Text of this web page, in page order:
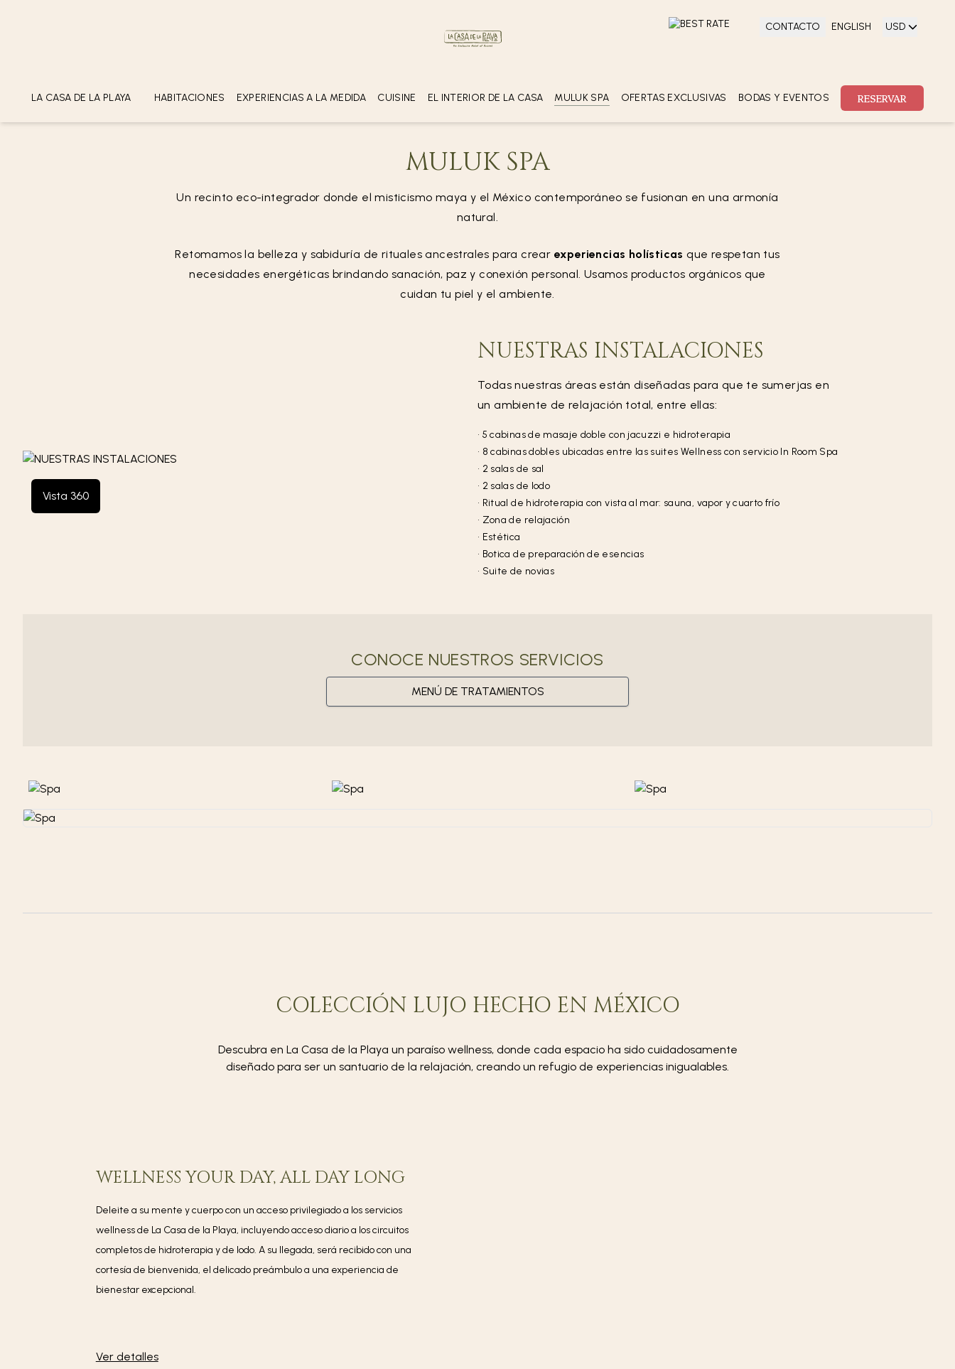
CONTACTO ENGLISH USD
LA CASA DE LA PLAYA
HABITACIONES EXPERIENCIAS A LA MEDIDA
CUISINE
XAL
EL INTERIOR DE LA CASA MULUK SPA
OFERTAS EXCLUSIVAS
BODAS Y EVENTOS RESERVAR
MULUK SPA
Un recinto eco-integrador donde el misticismo maya y el México contemporáneo se fusionan en una armonía
natural.
Retomamos la belleza y sabiduría de rituales ancestrales para crear experiencias holísticas que respetan tus
necesidades energéticas brindando sanación, paz y conexión personal. Usamos productos orgánicos que
cuidan tu piel y el ambiente.
Vista 360
NUESTRAS INSTALACIONES
Todas nuestras áreas están diseñadas para que te sumerjas en
un ambiente de relajación total, entre ellas:
• 5 cabinas de masaje doble con jacuzzi e hidroterapia
• 8 cabinas dobles ubicadas entre las suites Wellness con servicio In Room Spa
• 2 salas de sal
• 2 salas de lodo
• Ritual de hidroterapia con vista al mar: sauna, vapor y cuarto frío
• Zona de relajación
• Estética
• Botica de preparación de esencias
• Suite de novias
CONOCE NUESTROS SERVICIOS
MENÚ DE TRATAMIENTOS
COLECCIÓN LUJO HECHO EN MÉXICO
Descubra en La Casa de la Playa un paraíso wellness, donde cada espacio ha sido cuidadosamente
diseñado para ser un santuario de la relajación, creando un refugio de experiencias inigualables.
WELLNESS YOUR DAY, ALL DAY LONG
Deleite a su mente y cuerpo con un acceso privilegiado a los servicios
wellness de La Casa de la Playa, incluyendo acceso diario a los circuitos
completos de hidroterapia y de lodo. A su llegada, será recibido con una
cortesía de bienvenida, el delicado preámbulo a una experiencia de
bienestar excepcional.
Ver detalles